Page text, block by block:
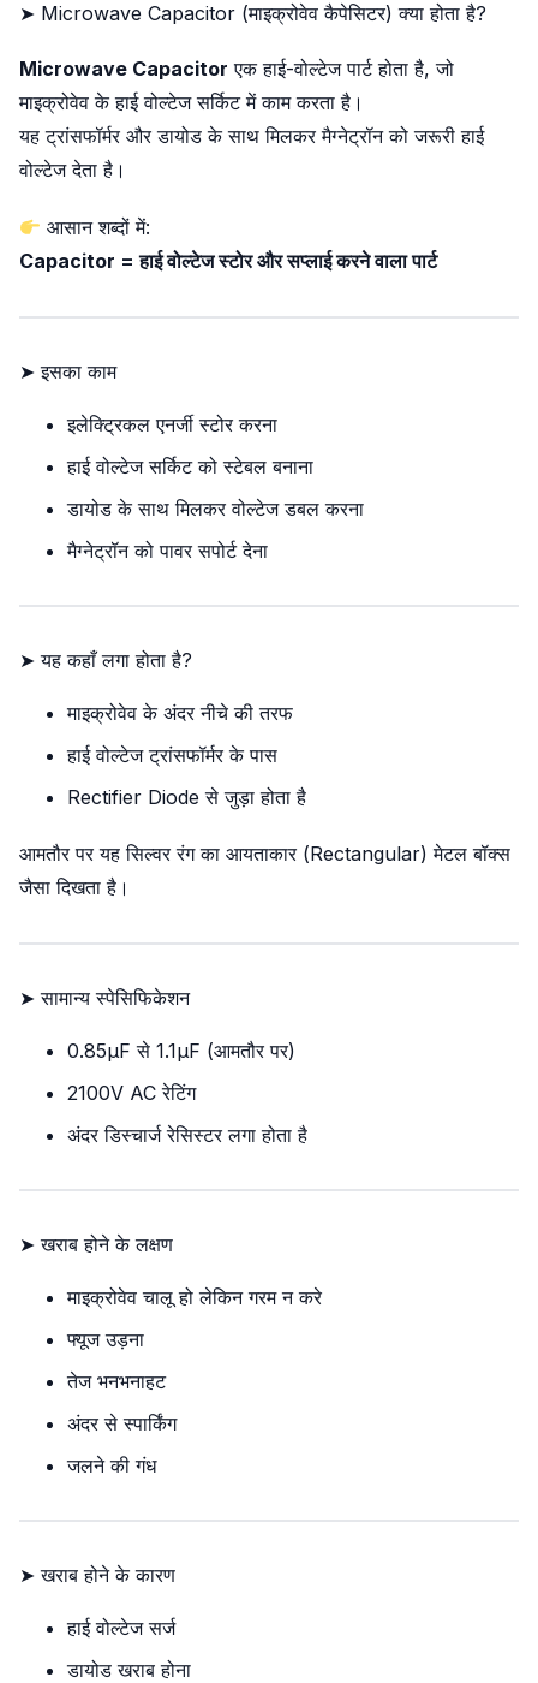
➤ Microwave Capacitor (माइक्रोवेव कैपेसिटर) क्या होता है?
Microwave Capacitor एक हाई-वोल्टेज पार्ट होता है, जो
माइक्रोवेव के हाई वोल्टेज सर्किट में काम करता है।
यह ट्रांसफॉर्मर और डायोड के साथ मिलकर मैग्नेट्रॉन को जरूरी हाई
वोल्टेज देता है।
आसान शब्दों में:
Capacitor = हाई वोल्टेज स्टोर और सप्लाई करने वाला पार्ट
➤ इसका काम
इलेक्ट्रिकल एनर्जी स्टोर करना
हाई वोल्टेज सर्किट को स्टेबल बनाना
डायोड के साथ मिलकर वोल्टेज डबल करना
मैग्नेट्रॉन को पावर सपोर्ट देना
➤ यह कहाँ लगा होता है?
माइक्रोवेव के अंदर नीचे की तरफ
हाई वोल्टेज ट्रांसफॉर्मर के पास
Rectifier Diode से जुड़ा होता है
आमतौर पर यह सिल्वर रंग का आयताकार (Rectangular) मेटल बॉक्स
जैसा दिखता है।
➤ सामान्य स्पेसिफिकेशन
0.85µF से 1.1µF (आमतौर पर)
2100V AC रेटिंग
अंदर डिस्चार्ज रेसिस्टर लगा होता है
➤ खराब होने के लक्षण
माइक्रोवेव चालू हो लेकिन गरम न करे
फ्यूज उड़ना
तेज भनभनाहट
अंदर से स्पार्किंग
जलने की गंध
➤ खराब होने के कारण
हाई वोल्टेज सर्ज
डायोड खराब होना